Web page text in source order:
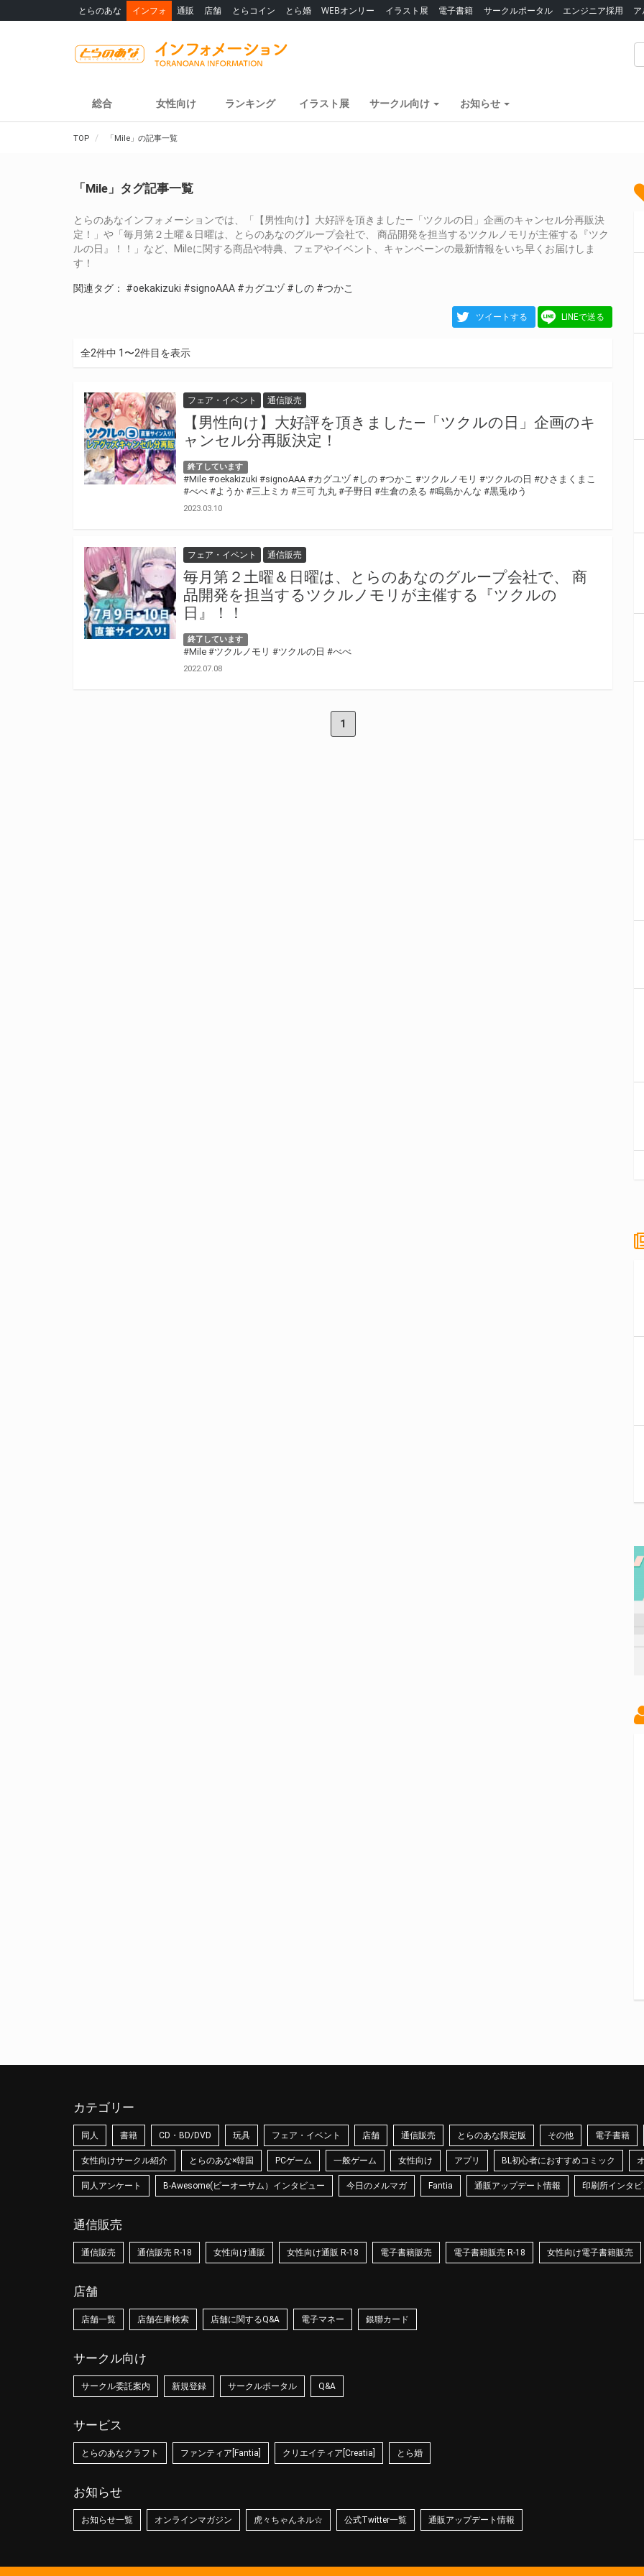
とらのあな インフォ 通販 店舗 とらコイン とら婚 WEBオンリー イラスト展 電子書籍 サークルポータル エンジニア採用
総合 女性向け ランキング イラスト展 サークル向け お知らせ
TOP 「Mile」の記事一覧
「Mile」タグ記事一覧
とらのあなインフォメーションでは、「【男性向け】大好評を頂きました―「ツクルの日」企画のキャンセル分再販決
定！」や「毎月第２土曜＆日曜は、とらのあなのグループ会社で、 商品開発を担当するツクルノモリが主催する『ツク
ルの日』！！」など、Mileに関する商品や特典、フェアやイベント、キャンペーンの最新情報をいち早くお届けしま
す！
関連タグ： #oekakizuki #signoAAA #カグユヅ #しの #つかこ
ツイートする LINEで送る
全2件中 1〜2件目を表示
フェア・イベント 通信販売
【男性向け】大好評を頂きました―「ツクルの日」企画のキ
ャンセル分再販決定！
終了しています
#Mile #oekakizuki #signoAAA #カグユヅ #しの #つかこ #ツクルノモリ #ツクルの日 #ひさまくまこ
#べべ #ようか #三上ミカ #三可 九丸 #子野日 #生倉のゑる #鳴島かんな #黒兎ゆう
2023.03.10
フェア・イベント 通信販売
毎月第２土曜＆日曜は、とらのあなのグループ会社で、 商
品開発を担当するツクルノモリが主催する『ツクルの
日』！！
終了しています
#Mile #ツクルノモリ #ツクルの日 #べべ
2022.07.08
1
カテゴリー
同人 書籍 CD・BD/DVD 玩具 フェア・イベント 店舗 通信販売 とらのあな限定版 その他 電子書籍
女性向けサークル紹介 とらのあな×韓国 PCゲーム 一般ゲーム 女性向け アプリ BL初心者におすすめコミック
同人アンケート B-Awesome(ビーオーサム）インタビュー 今日のメルマガ Fantia 通販アップデート情報 印刷所インタ
通信販売
通信販売 通信販売 R-18 女性向け通販 女性向け通販 R-18 電子書籍販売 電子書籍販売 R-18 女性向け電子書籍販売
店舗
店舗一覧 店舗在庫検索 店舗に関するQ&A 電子マネー 銀聯カード
サークル向け
サークル委託案内 新規登録 サークルポータル Q&A
サービス
とらのあなクラフト ファンティア[Fantia] クリエイティア[Creatia] とら婚
お知らせ
お知らせ一覧 オンラインマガジン 虎々ちゃんネル☆ 公式Twitter一覧 通販アップデート情報